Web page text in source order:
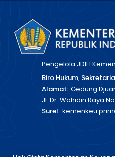
Pengelola JDIH
Biro Hukum,
Alamat: Gedung
Jl. Dr. Wahidin Raya
Surel: